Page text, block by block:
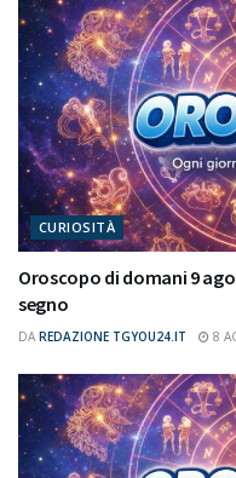
CURIOSITÀ
Oroscopo di domani 9
segno
DA REDAZIONE TGYOU24.IT 8